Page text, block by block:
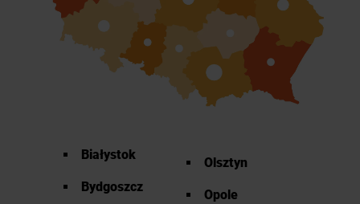
Białystok
Bydgoszcz
Olsztyn
Opole